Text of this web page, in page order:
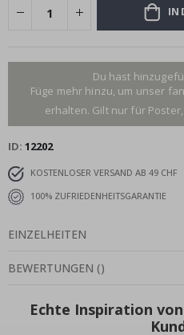
IN
Du hast
Füge mehr hinzu, um unser
erhalten. Gilt nur für
ID 12202
KOSTENLOSER VERSAND AB 49 CHF
100% ZUFRIEDENHEITSGARANTIE
EINZELHEITEN
BEWERTUNGEN ()
Echte Inspiration